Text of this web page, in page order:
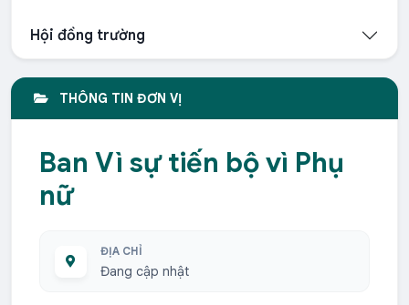
Hội đồng trường
THÔNG TIN ĐƠN VỊ
Ban Vì sự tiến bộ vì Phụ
nữ
ĐỊA CHỈ
Đang cập nhật